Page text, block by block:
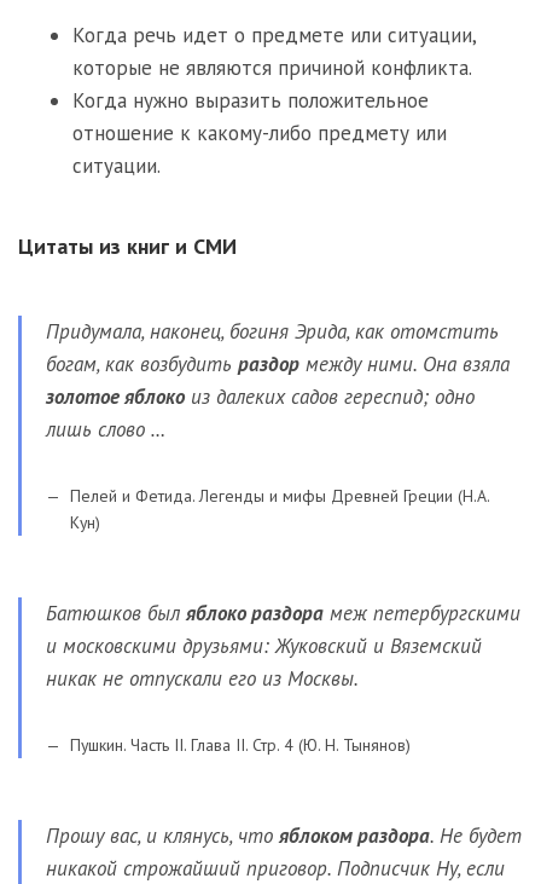
Когда речь идет о предмете или ситуации,
которые не являются причиной конфликта.
Когда нужно выразить положительное
отношение к какому-либо предмету или
ситуации.
Цитаты из книг и СМИ
Придумала, наконец, богиня Эрида, как отомстить
богам, как возбудить раздор между ними. Она взяла
золотое яблоко из далеких садов гереспид; одно
лишь слово …
Пелей и Фетида. Легенды и мифы Древней Греции (Н.А.
Кун)
Батюшков быляблоко раздора меж петербургскими
и московскими друзьями: Жуковский и Вяземский
никак не отпускали его из Москвы.
Пушкин. Часть II. Глава II. Стр. 4 (Ю. Н. Тынянов)
Прошу вас, и клянусь, чтояблоком раздора. Не будет
никакой строжайший приговор. Подписчик Ну, если